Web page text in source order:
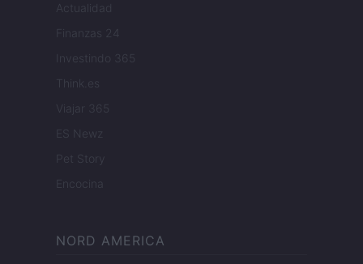
Actualidad
Finanzas 24
Investindo 365
Think.es
Viajar 365
ES Newz
Pet Story
Encocina
NORD AMERICA